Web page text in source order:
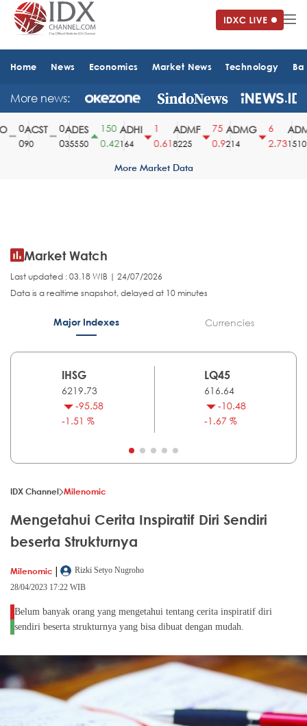
Home News Economics Market News Technology
More news:
ACST
90
ADES
35550
150
0.42
ADHI
164
0.61
ADMF
8225
75
0.9
ADMG
214
2.73
ADMR
1510
More Market Data
Market Watch
Last updated : 03.18 WIB | 24/07/2026
Data is a realtime snapshot, delayed at 10 minutes
Major Indexes Currencies
IHSG
6219.73
-95.58
-1.51 %
LQ45
616.64
-10.48
-1.67 %
IDX Channel Milenomic
Mengetahui Cerita Inspiratif Diri Sendiri
beserta Strukturnya
Milenomic |
Rizki Setyo Nugroho
28/04/2023 17:22 WIB
Belum banyak orang yang mengetahui tentang cerita inspiratif diri
sendiri beserta strukturnya yang bisa dibuat dengan mudah.